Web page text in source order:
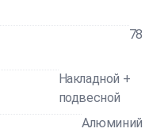
78
Накладной +
подвесной
Алюминий